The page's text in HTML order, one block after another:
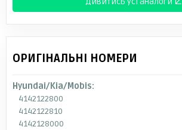
ОРИГІНАЛЬНІ НОМЕРИ
Hyundai/Kia/Mobis:
4142122800
4142122810
4142128000